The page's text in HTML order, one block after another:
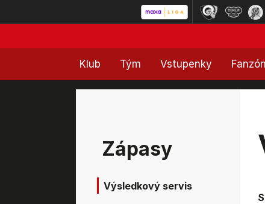
Klub Tým Vstupenky
Zápasy
Výsledkový servis